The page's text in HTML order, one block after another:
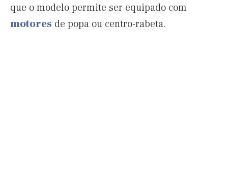
que o modelo permite ser equipado com
motores de popa ou centro-rabeta.